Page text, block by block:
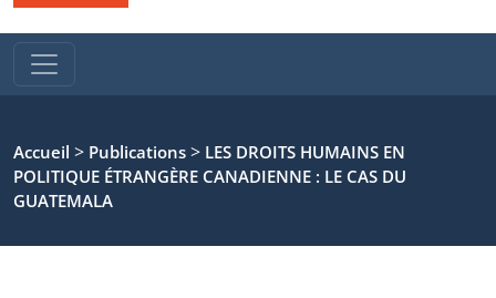
Accueil > Publications > LES DROITS HUMAINS EN
POLITIQUE ÉTRANGÈRE CANADIENNE : LE CAS DU
GUATEMALA